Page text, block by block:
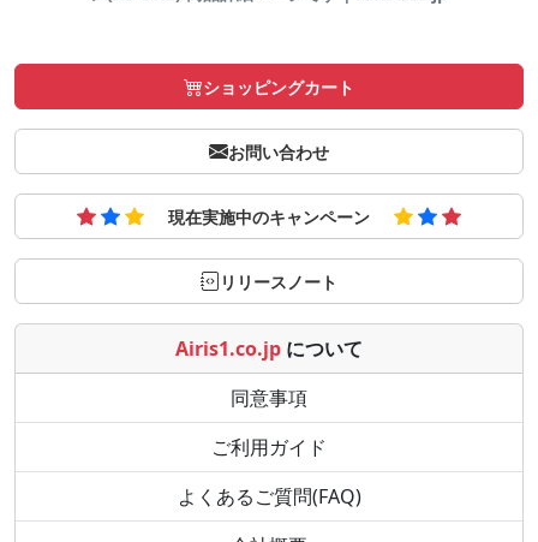
ショッピングカート
お問い合わせ
現在実施中のキャンペーン
リリースノート
Airis1.co.jp について
同意事項
ご利用ガイド
よくあるご質問(FAQ)